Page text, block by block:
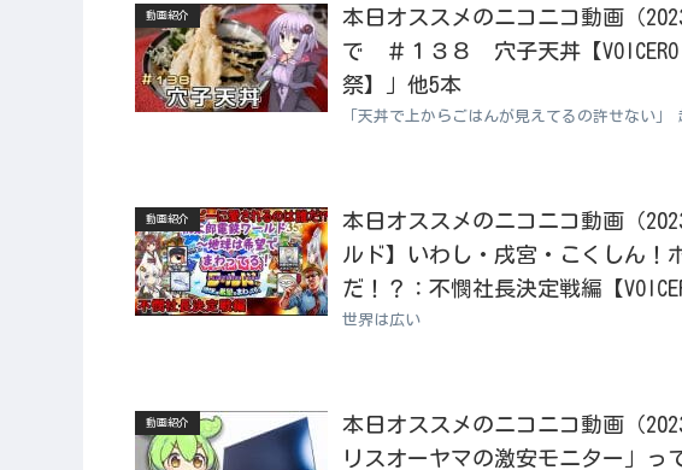
動画紹介
本日オススメのニコニコ動画（
で ＃１３８ 穴子天丼【
祭】」他5本
「天丼で上からごはんが見えてるの許せない」
動画紹介
本日オススメのニコニコ動画（
ルド】いわし・戌宮・こくしん！
だ！？：不憫社長決定戦編【
世界は広い
動画紹介
本日オススメのニコニコ動画（
リスオーヤマの激安モニター」っ